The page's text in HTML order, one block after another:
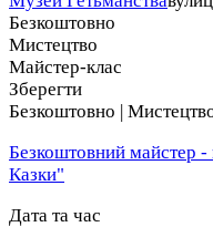
Безкоштовно
Мистецтво
Майстер-клас
Зберегти
Безкоштовно |
Безкоштовний майстер -
Казки"
Дата та час